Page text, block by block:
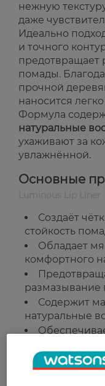
нежную
даже
Идеально
и точного
предотвращает
помады.
прочной
наносится
Формула
натуральные
ухаживают за
увлажнённой.
Основные
Создаёт
стойкость
Обладает
комфортного
размазывание
Содержит
натуральные
Страна-